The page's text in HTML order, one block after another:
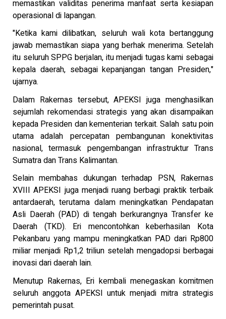
memastikan validitas penerima manfaat serta kesiapan
operasional di lapangan.
"Ketika kami dilibatkan, seluruh wali kota bertanggung
jawab memastikan siapa yang berhak menerima. Setelah
itu seluruh SPPG berjalan, itu menjadi tugas kami sebagai
kepala daerah, sebagai kepanjangan tangan Presiden,"
ujarnya.
Dalam Rakernas tersebut, APEKSI juga menghasilkan
sejumlah rekomendasi strategis yang akan disampaikan
kepada Presiden dan kementerian terkait. Salah satu poin
utama adalah percepatan pembangunan konektivitas
nasional, termasuk pengembangan infrastruktur Trans
Sumatra dan Trans Kalimantan.
Selain membahas dukungan terhadap PSN, Rakernas
XVIII APEKSI juga menjadi ruang berbagi praktik terbaik
antardaerah, terutama dalam meningkatkan Pendapatan
Asli Daerah (PAD) di tengah berkurangnya Transfer ke
Daerah (TKD). Eri mencontohkan keberhasilan Kota
Pekanbaru yang mampu meningkatkan PAD dari Rp800
miliar menjadi Rp1,2 triliun setelah mengadopsi berbagai
inovasi dari daerah lain.
Menutup Rakernas, Eri kembali menegaskan komitmen
seluruh anggota APEKSI untuk menjadi mitra strategis
pemerintah pusat.